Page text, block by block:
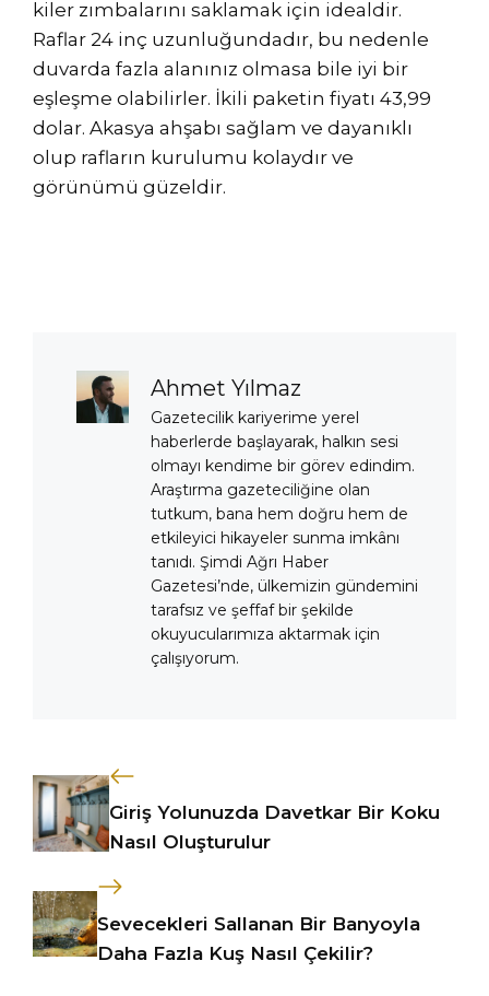
kiler zımbalarını saklamak için idealdir.
Raflar 24 inç uzunluğundadır, bu nedenle
duvarda fazla alanınız olmasa bile iyi bir
eşleşme olabilirler. İkili paketin fiyatı 43,99
dolar. Akasya ahşabı sağlam ve dayanıklı
olup rafların kurulumu kolaydır ve
görünümü güzeldir.
Ahmet Yılmaz
Gazetecilik kariyerime yerel
haberlerde başlayarak, halkın sesi
olmayı kendime bir görev edindim.
Araştırma gazeteciliğine olan
tutkum, bana hem doğru hem de
etkileyici hikayeler sunma imkânı
tanıdı. Şimdi Ağrı Haber
Gazetesi’nde, ülkemizin gündemini
tarafsız ve şeffaf bir şekilde
okuyucularımıza aktarmak için
çalışıyorum.
Giriş Yolunuzda Davetkar Bir Koku
Nasıl Oluşturulur
Sevecekleri Sallanan Bir Banyoyla
Daha Fazla Kuş Nasıl Çekilir?